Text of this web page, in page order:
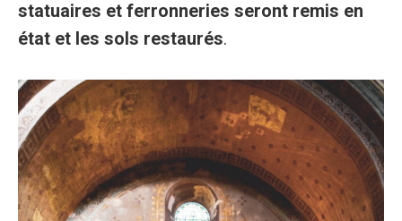
statuaires et ferronneries seront remis en
état et les sols restaurés.